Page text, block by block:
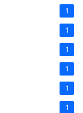
1
1
1
1
1
1